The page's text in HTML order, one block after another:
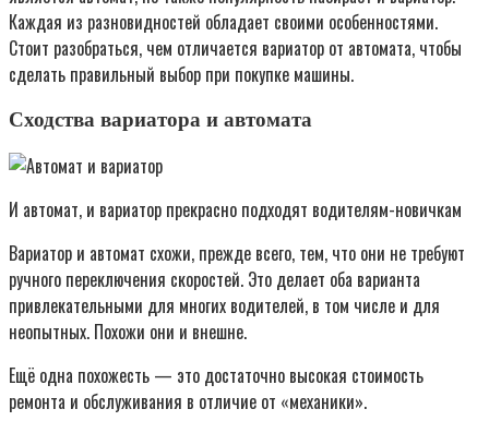
Каждая из разновидностей обладает своими особенностями.
Стоит разобраться, чем отличается вариатор от автомата, чтобы
сделать правильный выбор при покупке машины.
Сходства вариатора и автомата
И автомат, и вариатор прекрасно подходят водителям-новичкам
Вариатор и автомат схожи, прежде всего, тем, что они не требуют
ручного переключения скоростей. Это делает оба варианта
привлекательными для многих водителей, в том числе и для
неопытных. Похожи они и внешне.
Ещё одна похожесть — это достаточно высокая стоимость
ремонта и обслуживания в отличие от «механики».